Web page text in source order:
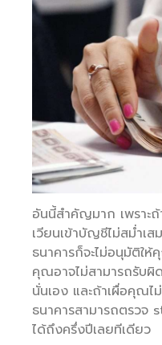
อันนี้สำคัญมาก เพราะ
เวียนเข้าบัญชีไม่สม่ำเ
ธนาคารก็จะไม่อนุมัติใ
คุณอาจไม่สามารถรับผิ
นั่นเอง และถ้าเผื่อคุณไ
ธนาคารสามารถตรว
ได้ถึงครึ่งปีเลยทีเดียว